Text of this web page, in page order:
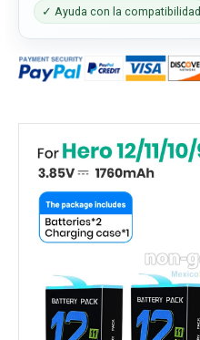
✓ Ayuda con la compatibilidad